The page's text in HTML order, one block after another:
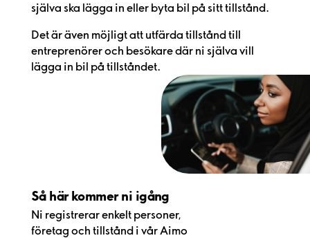
själva ska lägga in eller byta bil på sitt tillstånd.
Det är även möjligt att utfärda tillstånd till
entreprenörer och besökare där ni själva vill
lägga in bil på tillståndet.
Så här kommer ni igång
Ni registrerar enkelt personer,
företag och tillstånd i vår Aimo